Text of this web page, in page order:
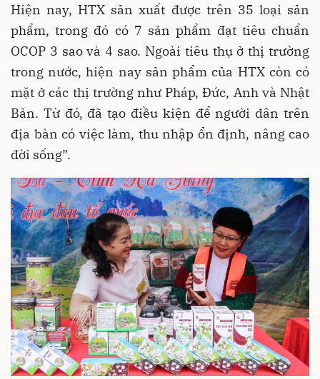
Hiện nay, HTX sản xuất được trên 35 loại sản
phẩm, trong đó có 7 sản phẩm đạt tiêu chuẩn
OCOP 3 sao và 4 sao. Ngoài tiêu thụ ở thị trường
trong nước, hiện nay sản phẩm của HTX còn có
mặt ở các thị trường như Pháp, Đức, Anh và Nhật
Bản. Từ đó, đã tạo điều kiện để người dân trên
địa bàn có việc làm, thu nhập ổn định, nâng cao
đời sống”.